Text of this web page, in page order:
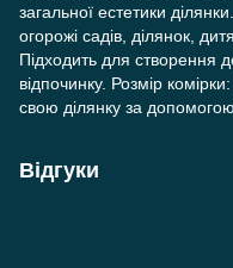
загальної естетики
огорожі садів, ділянок,
Підходить для створення
відпочинку. Розмір
свою ділянку за допомогою
Відгуки